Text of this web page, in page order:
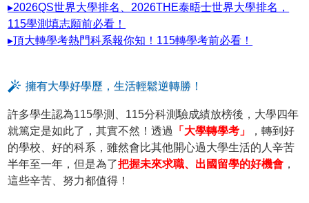
▸2026QS世界大學排名、2026THE泰晤士世界大學排名，
115學測填志願前必看！
▸頂大轉學考熱門科系報你知！115轉學考前必看！
擁有大學好學歷，生活輕鬆逆轉勝！
許多學生認為115學測、115分科測驗成績放榜後，大學四年
就篤定是如此了，其實不然！透過
「大學轉學考」
，轉到好
的學校、好的科系，雖然會比其他開心過大學生活的人辛苦
半年至一年，但是為了把握未來求職、出國留學的好機會 ，
這些辛苦、努力都值得！